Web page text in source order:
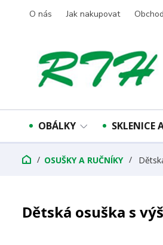
O nás Jak nakupovat
OBÁLKY SKLENICE
OSUŠKY A RUČNÍKY
Dětská osuška s